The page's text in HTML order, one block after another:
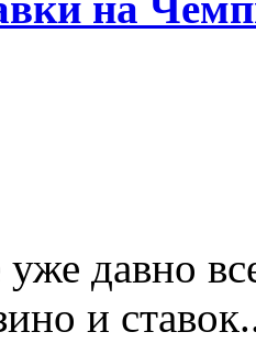
давно
и